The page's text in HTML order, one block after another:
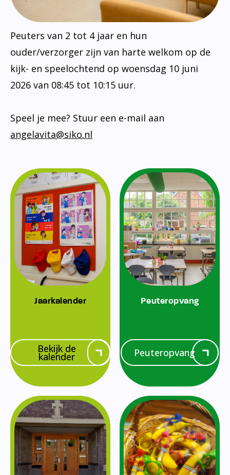
Peuters van 2 tot 4 jaar en hun
ouder/verzorger zijn van harte welkom op de
kijk- en speelochtend op woensdag 10 juni
2026 van 08:45 tot 10:15 uur.
Speel je mee? Stuur een e-mail aan
angelavita@siko.nl
Jaarkalender
Bekijk de
kalender
Peuteropvang
Peuteropvang